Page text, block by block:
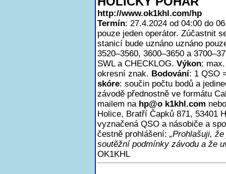
http://www.ok1khl.com/hp
Termín: 27.4.2024 od 04:00 do
pouze jeden operátor. Zúčastnit
stanicí bude uznáno uznáno
3520–3560, 3600–3650 a
SWL a CHECKLOG. Výkon:
okresní znak. Bodování: 1 QSO
skóre: součin počtu bodů a
závodě přednostně ve formátu
mailem na hp@o k1khl.com
Holice, Bratří Čapků 871, 53401
vyznačená QSO a násobiče a
čestně prohlášení: „Prohlašuji,
soutěžní podmínky závodu a že
OK1KHL